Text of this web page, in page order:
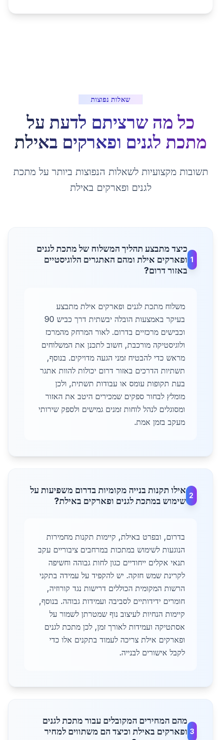
שאלות נפוצות
כל מה שרציתם לדעת על
מתכת לגנים ופארקים באילת
תשובות מקצועיות לשאלות הנפוצות ביותר על מתכת
לגנים ופארקים באילת
1
כיצד מתבצע תהליך המשלוח של מתכת לגנים
ופארקים אילת ומהם האתגרים הלוגיסטיים
באזור דרום?
משלוח מתכת לגנים ופארקים אילת מתבצע
בעיקר באמצעות הובלה יבשתית דרך כביש 90
וכבישים מרכזיים בדרום. לאור המרחק מהמרכז
ולוגיסטיקה מורכבת, חשוב לתכנן את המשלוחים
מראש כדי להבטיח זמני הגעה מדויקים. בנוסף,
תשתיות הדרכים באזור דרום יכולות להוות אתגר
בעת תקופות עומס או עבודות תשתית, ולכן
מומלץ לבחור ספקים שמכירים היטב את האזור
ומסוגלים לנהל לוחות זמנים גמישים ולספק שירותי
מעקב בזמן אמת.
2
אילו תקנות בנייה מקומיות בדרום משפיעות על
שימוש במתכת לגנים ופארקים באילת?
בדרום, ובפרט באילת, קיימות תקנות מחמירות
הנוגעות לשימוש במתכות במרחבים ציבוריים עקב
תנאי אקלים ייחודיים כגון לחות גבוהה וחשיפה
לקרינת שמש חזקה. יש להקפיד על עמידה בתקני
הרשות המקומית הכוללים דרישות נגד קורוזיה,
חומרים ידידותיים לסביבה ועמידות גבוהה. בנוסף,
קיימות הנחיות לעיצוב נוף שמטרתן לשמור על
אסתטיקה ועמידות לאורך זמן, לכן מתכת לגנים
ופארקים אילת צריכה לעמוד בתקנים אלו כדי
לקבל אישורים לבנייה.
3
מהם המחירים המקובלים עבור מתכת לגנים
ופארקים באילת וכיצד הם משתווים למחיר